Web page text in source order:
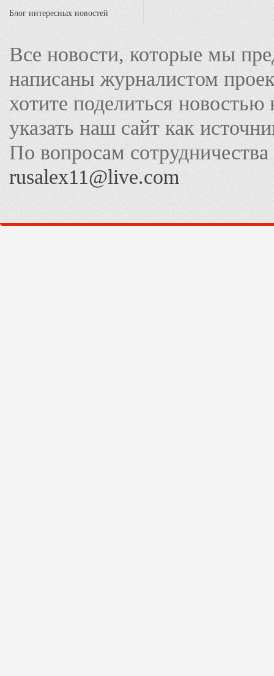
Блог интересных новостей
Все новости, которые мы
написаны журналистом
хотите поделиться
указать наш сайт как
По вопросам
rusalex11@live.com